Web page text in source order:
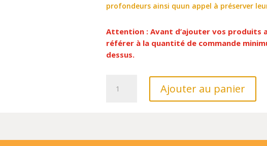
profondeurs ainsi quun appel à préserver
Attention : Avant d’ajouter vos produits
référer à la quantité de commande
dessus.
PREDATEURS
Ajouter au panier